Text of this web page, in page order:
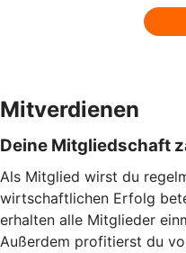
Mitverdienen
Deine Mitgliedschaft
Als Mitglied wirst du
wirtschaftlichen Erfolg
erhalten alle Mitglieder
Außerdem profitierst du